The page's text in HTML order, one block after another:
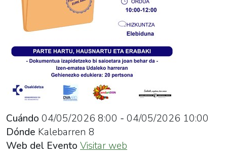
documento
constancia
atención
sanitaria
que
se
Cuándo 04/05/2026 8:00 - 04/05/2026 10:00
Dónde Kalebarren 8
Web del Evento Visitar web